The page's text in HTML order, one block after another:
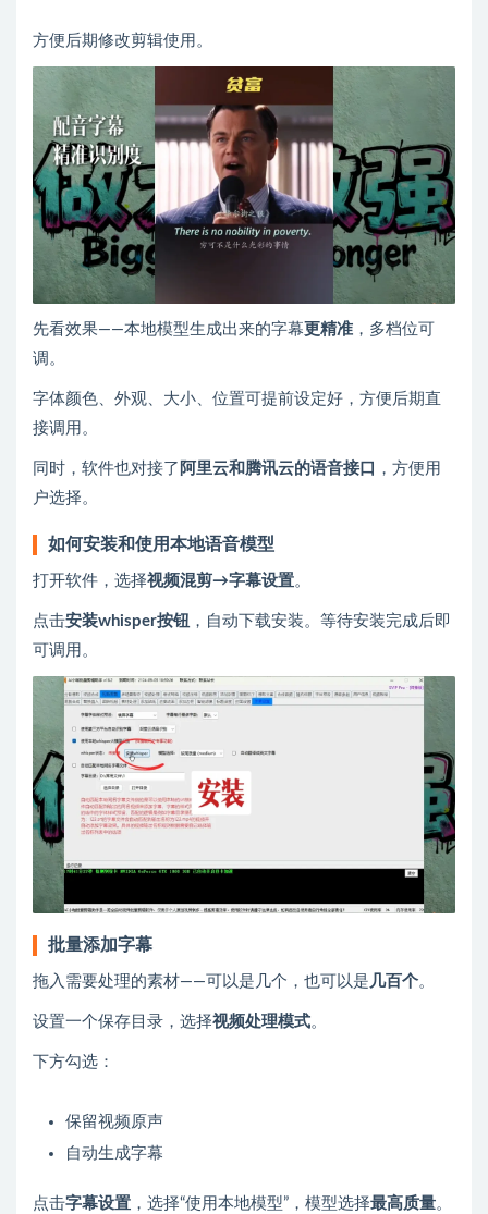
方便后期修改剪辑使用。
先看效果——本地模型生成出来的字幕 更精准 ，多档位可
调。
字体颜色、外观、大小、位置可提前设定好，方便后期直
接调用。
同时，软件也对接了 阿里云和腾讯云的语音接口 ，方便用
户选择。
如何安装和使用本地语音模型
打开软件，选择视频混剪→字幕设置。
点击安装whisper按钮 ，自动下载安装。等待安装完成后即
可调用。
批量添加字幕
拖入需要处理的素材——可以是几个，也可以是几百个。
设置一个保存目录，选择视频处理模式。
下方勾选：
保留视频原声
自动生成字幕
点击字幕设置 ，选择“使用本地模型”，模型选择最高质量。